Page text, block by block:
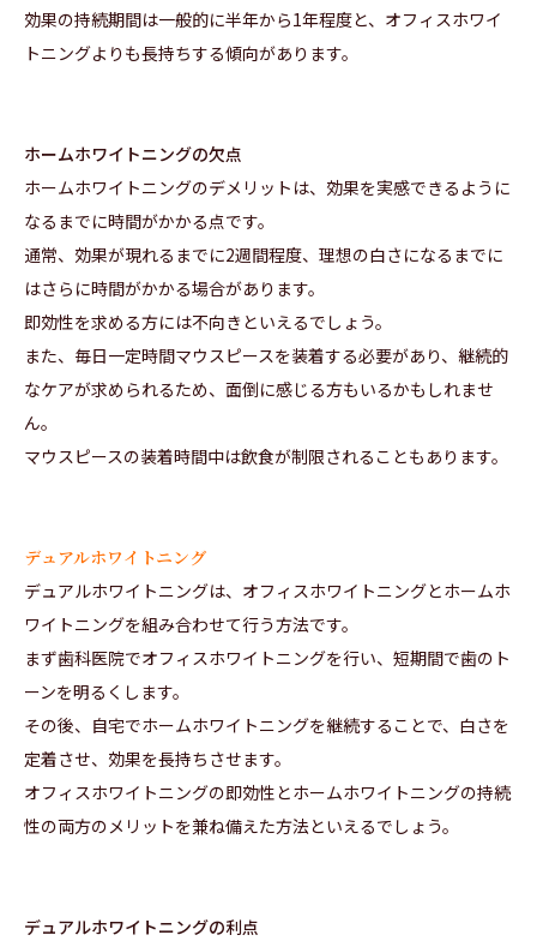
効果の持続期間は一般的に半年から1年程度と、オフィスホワイ
トニングよりも長持ちする傾向があります。
ホームホワイトニングの欠点
ホームホワイトニングのデメリットは、効果を実感できるように
なるまでに時間がかかる点です。
通常、効果が現れるまでに2週間程度、理想の白さになるまでに
はさらに時間がかかる場合があります。
即効性を求める方には不向きといえるでしょう。
また、毎日一定時間マウスピースを装着する必要があり、継続的
なケアが求められるため、面倒に感じる方もいるかもしれませ
ん。
マウスピースの装着時間中は飲食が制限されることもあります。
デュアルホワイトニング
デュアルホワイトニングは、オフィスホワイトニングとホームホ
ワイトニングを組み合わせて行う方法です。
まず歯科医院でオフィスホワイトニングを行い、短期間で歯のト
ーンを明るくします。
その後、自宅でホームホワイトニングを継続することで、白さを
定着させ、効果を長持ちさせます。
オフィスホワイトニングの即効性とホームホワイトニングの持続
性の両方のメリットを兼ね備えた方法といえるでしょう。
デュアルホワイトニングの利点